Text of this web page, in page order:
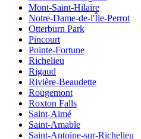
Mont-Saint-Hilaire
Notre-Dame-de-l'Île-Perrot
Otterburn Park
Pincourt
Pointe-Fortune
Richelieu
Rigaud
Rivière-Beaudette
Rougemont
Roxton Falls
Saint-Aimé
Saint-Amable
Saint-Antoine-sur-Richelieu